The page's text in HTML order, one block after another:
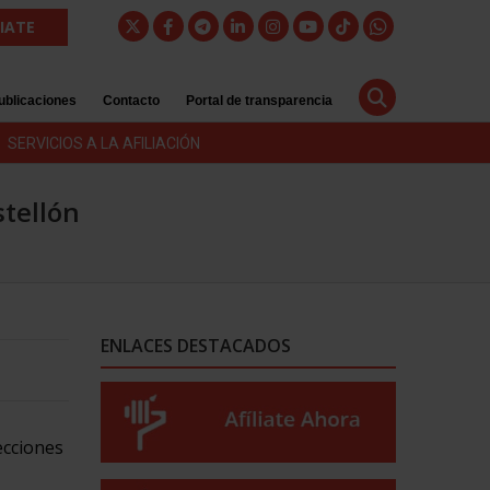
Contacto Portal de transparencia
SERVICIOS A LA AFILIACIÓN
ENLACES DESTACADOS